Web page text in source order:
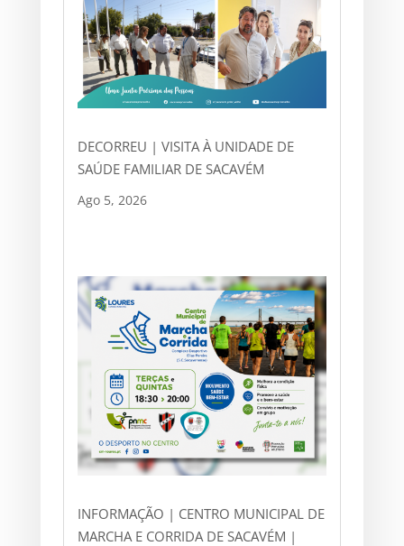
DECORREU | VISITA À UNIDADE DE
SAÚDE FAMILIAR DE SACAVÉM
Ago 5, 2026
INFORMAÇÃO | CENTRO MUNICIPAL DE
MARCHA E CORRIDA DE SACAVÉM |